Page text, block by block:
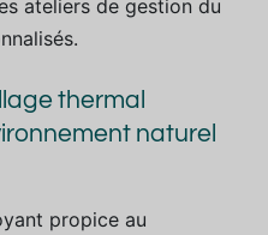
ateliers de gestion du
thermal
naturel
propice au